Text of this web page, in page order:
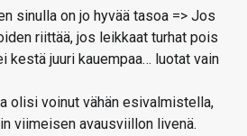
sinulla on jo hyvää tasoa => Jos
riittää, jos leikkaat turhat pois
kestä juuri kauempaa… luotat vain
olisi voinut vähän esivalmistella,
viimeisen avausviillon livenä.